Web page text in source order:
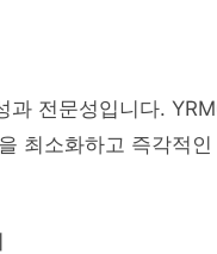
전문성입니다.
최소화하고 즉각적